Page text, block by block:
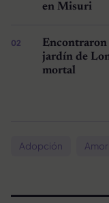
en Misuri
Encontraron
jardín de
mortal
Adopción Amor